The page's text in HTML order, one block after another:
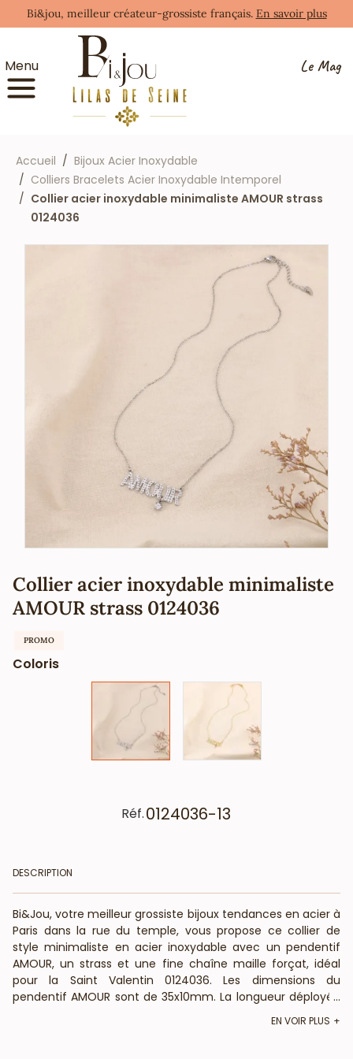
Bi&jou, meilleur créateur-grossiste français. En savoir plus
Menu Le Mag
Accueil
Bijoux Acier Inoxydable
Colliers Bracelets Acier Inoxydable Intemporel
Collier acier inoxydable minimaliste AMOUR strass
0124036
Collier acier inoxydable minimaliste
AMOUR strass 0124036
PROMO
Coloris
Réf.0124036-13
DESCRIPTION
Bi&Jou, votre meilleur grossiste bijoux tendances en acier à
Paris dans la rue du temple, vous propose ce collier de
style minimaliste en acier inoxydable avec un pendentif
AMOUR, un strass et une fine chaîne maille forçat, idéal
pour la Saint Valentin 0124036. Les dimensions du
pendentif AMOUR sont de 35x10mm. La longueur déployée
une chaînette d'extension de 5cm et son fermoir
...
EN VOIR PLUS